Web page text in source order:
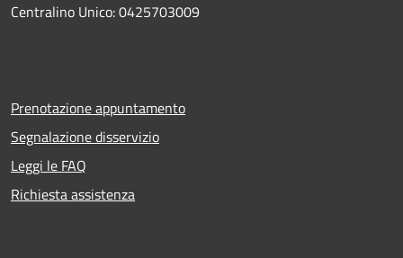
Centralino Unico: 0425703009
Prenotazione appuntamento
Segnalazione disservizio
Leggi le FAQ
Richiesta assistenza